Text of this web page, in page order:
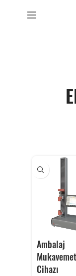
Ambalaj
Cihazı